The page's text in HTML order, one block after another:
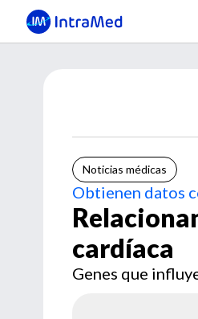
Noticias médicas
Obtienen datos
cardíaca
Genes que